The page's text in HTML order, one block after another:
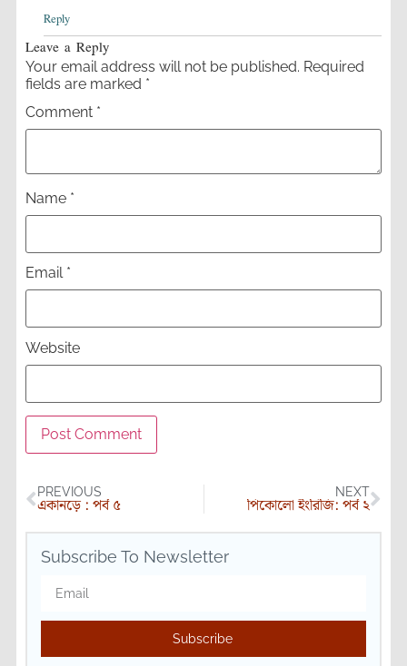
Reply
Leave a Reply
Your email address will not be published. Required
fields are marked *
Comment *
Name *
Email *
Website
PREVIOUS
একানড়ে : পর্ব ৫
NEXT
পিকোলো ইংরিজি: পর্ব ২
Subscribe To Newsletter
Subscribe